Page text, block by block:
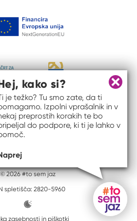
© 2026 #to sem jaz
spletišča: 2820-5960
zasebnosti in piškotki
Zapri
kako si?
je težko? Tu smo zate, da ti
Izpolni vprašalnik in v
preprostih korakih te bo
do podpore, ki ti je lahko v